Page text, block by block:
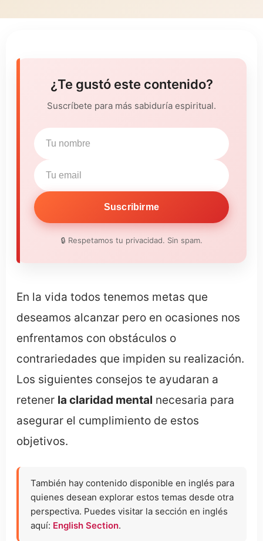
¿Te gustó este contenido?
Suscríbete para más sabiduría espiritual.
Suscribirme
🔒 Respetamos tu privacidad. Sin spam.
En la vida todos tenemos metas que
deseamos alcanzar pero en ocasiones nos
enfrentamos con obstáculos o
contrariedades que impiden su realización.
Los siguientes consejos te ayudaran a
retener la claridad mental necesaria para
asegurar el cumplimiento de estos
objetivos.
También hay contenido disponible en inglés para
quienes desean explorar estos temas desde otra
perspectiva. Puedes visitar la sección en inglés
aquí: English Section.